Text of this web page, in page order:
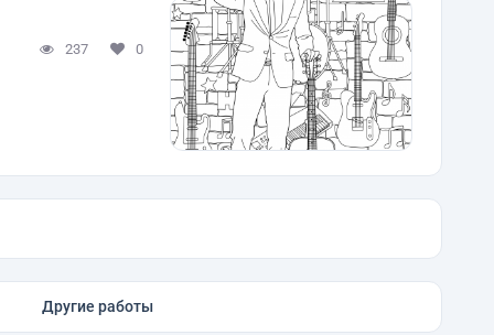
237 0
Другие работы